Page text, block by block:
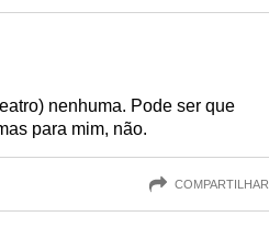
nenhuma. Pode ser que
para mim, não.
COMPARTILHAR